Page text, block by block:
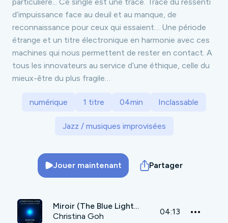
d’impuissance face au deuil et au manque, de
reconnaissance pour ceux qui essaient… Une période
étrange et un titre électronique en harmonie avec ces
machines qui nous permettent de rester en contact. A
tous les innovateurs au service d’une éthique, celle du
mieux-être du plus fragile…
numérique 1 titre 04min Inclassable
Jazz / musiques improvisées
Jouer maintenant Partager
Miroir (The Blue Light Effect) featuring Peewai, Boris Reine-Adelaide & Maxime Perrin
Christina Goh
04:13